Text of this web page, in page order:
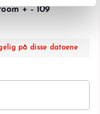
+ - 109
på disse datoene